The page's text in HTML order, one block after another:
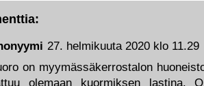
27. helmikuuta 2020 klo 11.29
on myymässäkerrostalon
olemaan kuormiksen lastina.